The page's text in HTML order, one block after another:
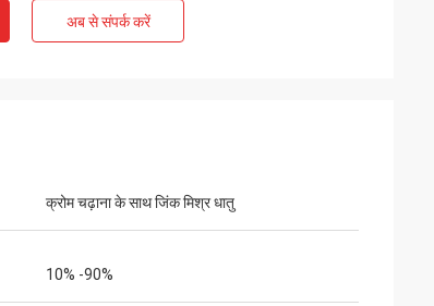
अब से संपर्क करें
क्रोम चढ़ाना के साथ जिंक मिश्र धातु
10% -90%